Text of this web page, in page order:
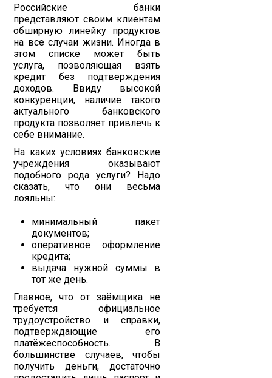
Российские банки
представляют своим клиентам
обширную линейку продуктов
на все случаи жизни. Иногда в
этом списке может быть
услуга, позволяющая взять
кредит без подтверждения
доходов. Ввиду высокой
конкуренции, наличие такого
актуального банковского
продукта позволяет привлечь к
себе внимание.
На каких условиях банковские
учреждения оказывают
подобного рода услуги? Надо
сказать, что они весьма
лояльны:
минимальный пакет
документов;
оперативное оформление
кредита;
выдача нужной суммы в
тот же день.
Главное, что от заёмщика не
требуется официальное
трудоустройство и справки,
подтверждающие его
платёжеспособность. В
большинстве случаев, чтобы
получить деньги, достаточно